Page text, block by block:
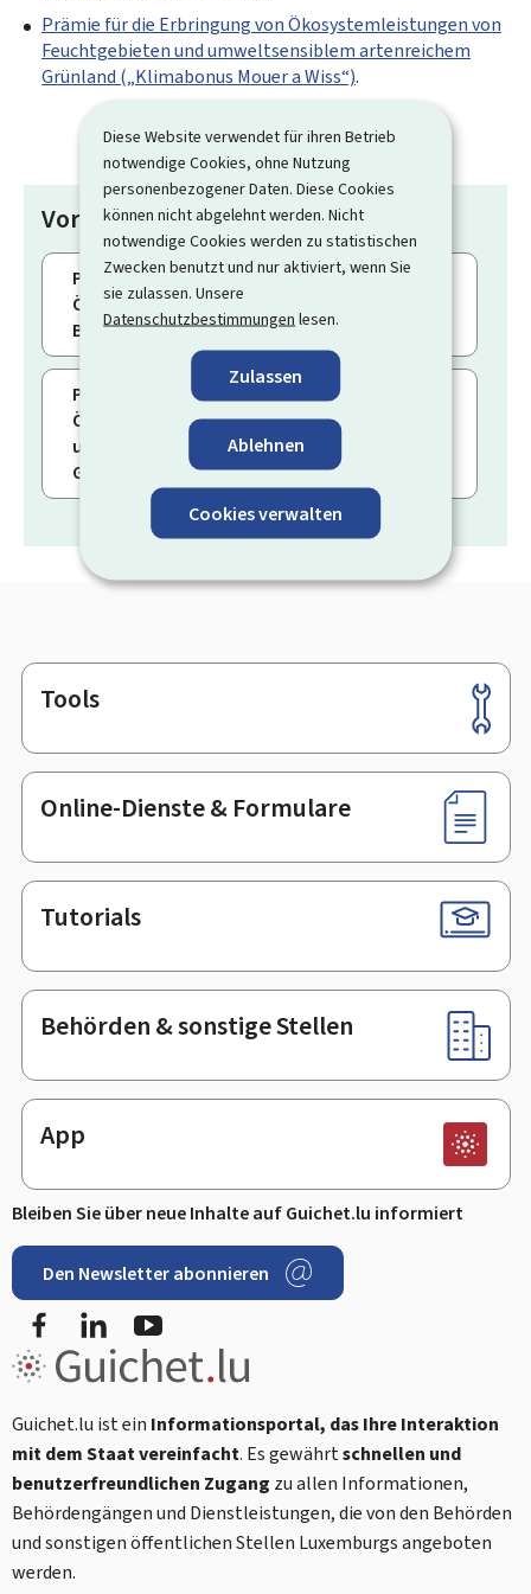
Diese Website verwendet für ihren Betrieb
notwendige Cookies, ohne Nutzung
personenbezogener Daten. Diese Cookies
können nicht abgelehnt werden. Nicht
notwendige Cookies werden zu statistischen
Zwecken benutzt und nur aktiviert, wenn Sie
sie zulassen. Unsere
Datenschutzbestimmungen lesen.
Zulassen
Ablehnen
Cookies verwalten
Prämie für die Erbringung von Ökosystemleistungen von
Feuchtgebieten und umweltsensiblem artenreichem
Grünland („Klimabonus Mouer a Wiss“).
Vorgänge
Prämie für die Erbringung von
Ökosystemleistungen im Wald („Klimabonus
Bësch“)
Prämie für die Erbringung von
Ökosystemleistungen von Feuchtgebieten
und umweltsensiblem artenreichem
Grünland („Klimabonus Mouer a Wiss“)
Footer
Tools
Online-Dienste & Formulare
Tutorials
Behörden & sonstige Stellen
App
Bleiben Sie über neue Inhalte auf Guichet.lu informiert
Den Newsletter abonnieren
FacebookLinkedIn
Guichet.lu ist ein Informationsportal, das Ihre Interaktion
mit dem Staat vereinfacht. Es gewährtschnellen und
benutzerfreundlichen Zugang zu allen Informationen,
Behördengängen und Dienstleistungen, die von den Behörden
und sonstigen öffentlichen Stellen Luxemburgs angeboten
werden.